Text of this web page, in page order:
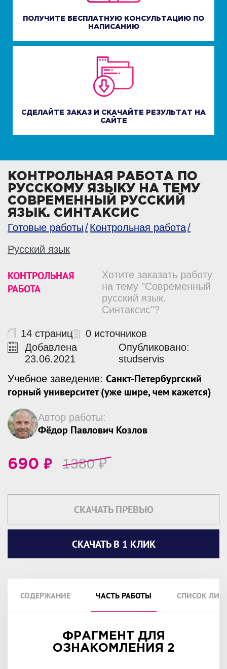
ПОЛУЧИТЕ БЕСПЛАТНУЮ КОНСУЛЬТАЦИЮ ПО
НАПИСАНИЮ
СДЕЛАЙТЕ ЗАКАЗ И СКАЧАЙТЕ РЕЗУЛЬТАТ НА
САЙТЕ
КОНТРОЛЬНАЯ РАБОТА ПО
РУССКОМУ ЯЗЫКУ НА ТЕМУ
СОВРЕМЕННЫЙ РУССКИЙ
ЯЗЫК. СИНТАКСИС
Готовые работы
Контрольная работа
Русский язык
КОНТРОЛЬНАЯ
РАБОТА
Хотите заказать работу
на тему "Современный
русский язык.
Синтаксис"?
14 страниц
0 источников
Добавлена
23.06.2021
Опубликовано:
studservis
Учебное заведение: Санкт-Петербургский
горный университет (уже шире, чем кажется)
Автор работы:
Фёдор Павлович Козлов
690 ₽ 1380₽
СКАЧАТЬ ПРЕВЬЮ
СКАЧАТЬ В 1 КЛИК
СОДЕРЖАНИЕ ЧАСТЬ РАБОТЫ СПИСОК
ФРАГМЕНТ ДЛЯ
ОЗНАКОМЛЕНИЯ 2